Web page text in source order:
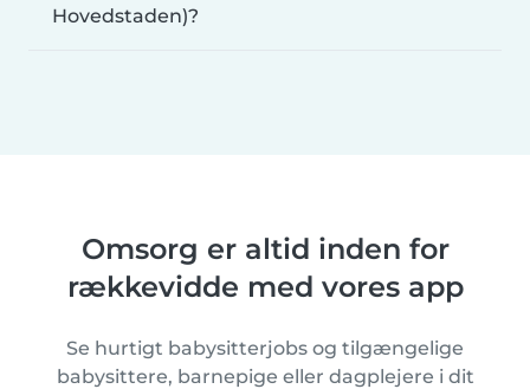
Hovedstaden)?
Omsorg er altid inden for
rækkevidde med vores app
Se hurtigt babysitterjobs og tilgængelige
babysittere, barnepige eller dagplejere i dit